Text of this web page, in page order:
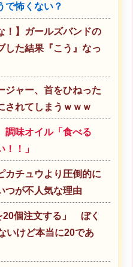
で怖くない？
！】ガールズバンドの
した結果『こう』なっ
ジャー、首をひねった
されてしまうｗｗｗ
調味オイル「食べる
！！」
カチュウより圧倒的に
が不人気な理由
20個注文する」 ぼく
いけど本当に20であ